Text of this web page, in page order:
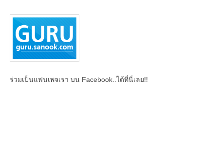
ร่วมเป็นแฟนเพจเรา บน Facebook..ได้ที่นี่เลย!!